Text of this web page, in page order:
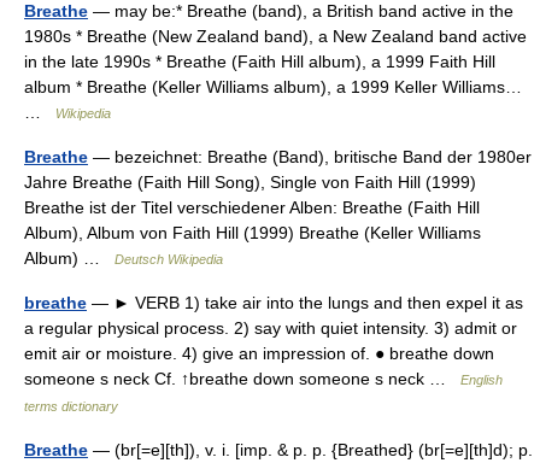
Breathe — may be:* Breathe (band), a British band active in the
1980s * Breathe (New Zealand band), a New Zealand band active
in the late 1990s * Breathe (Faith Hill album), a 1999 Faith Hill
album * Breathe (Keller Williams album), a 1999 Keller Williams…
Wikipedia
Breathe — bezeichnet: Breathe (Band), britische Band der 1980er
Jahre Breathe (Faith Hill Song), Single von Faith Hill (1999)
Breathe ist der Titel verschiedener Alben: Breathe (Faith Hill
Album), Album von Faith Hill (1999) Breathe (Keller Williams
Album) …
Deutsch Wikipedia
breathe — ► VERB 1) take air into the lungs and then expel it as
a regular physical process. 2) say with quiet intensity. 3) admit or
emit air or moisture. 4) give an impression of. ● breathe down
someone s neck Cf. ↑breathe down someone s neck …
English
terms dictionary
Breathe — (br[=e][th]), v. i. [imp. & p. p. {Breathed} (br[=e][th]d); p.